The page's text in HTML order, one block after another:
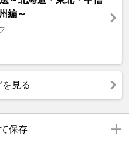
編～
見る
保存